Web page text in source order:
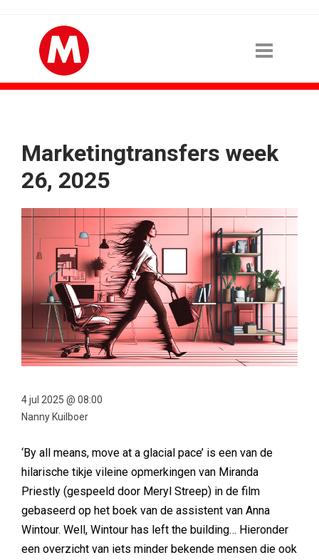
Marketingtransfers week
26, 2025
4 jul 2025 @ 08:00
Nanny Kuilboer
‘By all means, move at a glacial pace’ is een van de
hilarische tikje vileine opmerkingen van Miranda
Priestly (gespeeld door Meryl Streep) in de film
gebaseerd op het boek van de assistent van Anna
Wintour. Well, Wintour has left the building… Hieronder
een overzicht van iets minder bekende mensen die ook